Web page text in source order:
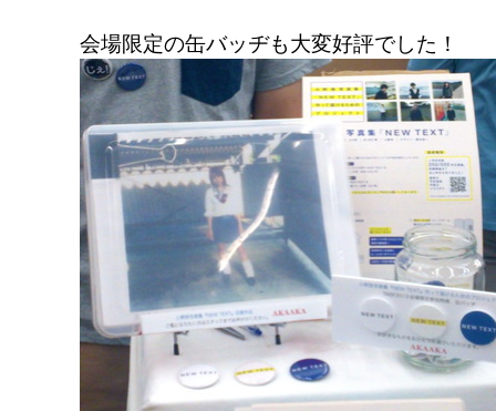
会場限定の缶バッヂも大変好評でした！